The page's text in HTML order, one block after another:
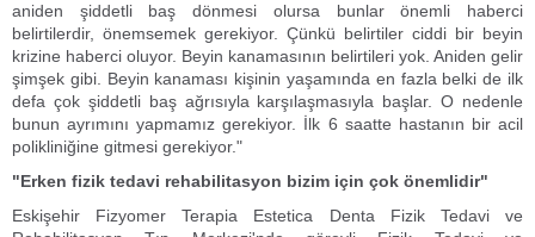
aniden şiddetli baş dönmesi olursa bunlar önemli haberci
belirtilerdir, önemsemek gerekiyor. Çünkü belirtiler ciddi bir beyin
krizine haberci oluyor. Beyin kanamasının belirtileri yok. Aniden gelir
şimşek gibi. Beyin kanaması kişinin yaşamında en fazla belki de ilk
defa çok şiddetli baş ağrısıyla karşılaşmasıyla başlar. O nedenle
bunun ayrımını yapmamız gerekiyor. İlk 6 saatte hastanın bir acil
polikliniğine gitmesi gerekiyor."
"Erken fizik tedavi rehabilitasyon bizim için çok önemlidir"
Eskişehir Fizyomer Terapia Estetica Denta Fizik Tedavi ve